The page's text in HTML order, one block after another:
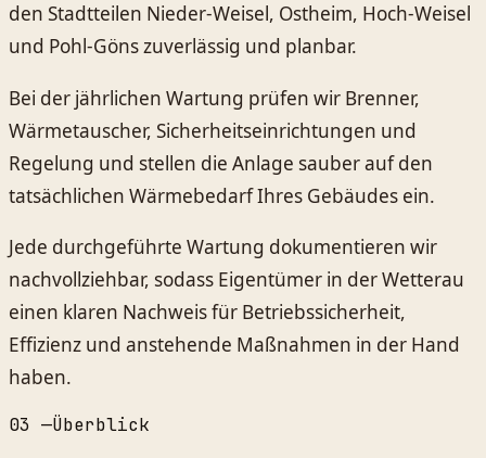
den Stadtteilen Nieder-Weisel, Ostheim, Hoch-Weisel
und Pohl-Göns zuverlässig und planbar.
Bei der jährlichen Wartung prüfen wir Brenner,
Wärmetauscher, Sicherheitseinrichtungen und
Regelung und stellen die Anlage sauber auf den
tatsächlichen Wärmebedarf Ihres Gebäudes ein.
Jede durchgeführte Wartung dokumentieren wir
nachvollziehbar, sodass Eigentümer in der Wetterau
einen klaren Nachweis für Betriebssicherheit,
Effizienz und anstehende Maßnahmen in der Hand
haben.
03 —Überblick